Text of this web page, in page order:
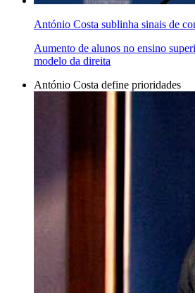
António Costa sublinha sinais de
Aumento de alunos no ensino
modelo da direita
António Costa define prioridades